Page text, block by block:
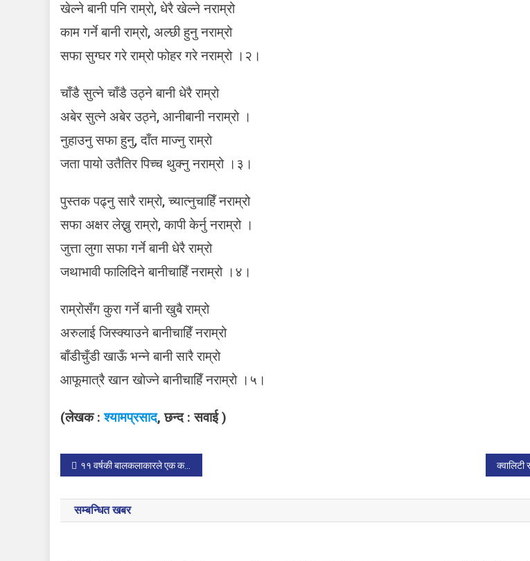
खेल्ने बानी पनि राम्रो, धेरै खेल्ने नराम्रो
काम गर्ने बानी राम्रो, अल्छी हुनु नराम्रो
सफा सुग्घर गरे राम्रो फोहर गरे नराम्रो ।२।
चाँडै सुत्ने चाँडै उठ्ने बानी धेरै राम्रो
अबेर सुत्ने अबेर उठ्ने, आनीबानी नराम्रो ।
नुहाउनु सफा हुनु, दाँत माज्नु राम्रो
जता पायो उतैतिर पिच्च थुक्नु नराम्रो ।३।
पुस्तक पढ्नु सारै राम्रो, च्यात्नुचाहिँ नराम्रो
सफा अक्षर लेख्नु राम्रो, कापी केर्नु नराम्रो ।
जुत्ता लुगा सफा गर्ने बानी धेरै राम्रो
जथाभावी फालिदिने बानीचाहिँ नराम्रो ।४।
राम्रोसँग कुरा गर्ने बानी खुबै राम्रो
अरुलाई जिस्क्याउने बानीचाहिँ नराम्रो
बाँडीचुँडी खाऊँ भन्ने बानी सारै राम्रो
आफूमात्रै खान खोज्ने बानीचाहिँ नराम्रो ।५।
(लेखक :श्यामप्रसाद, छन्द : सवाई )
P
o
s
११ वर्षकी बालकलाकारले एक करोड दान गर्नुभयो
सम्बन्धित खबर